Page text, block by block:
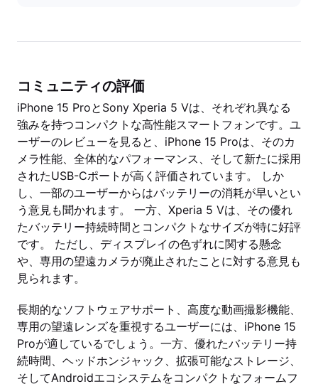
コミュニティの評価
iPhone 15 ProとSony Xperia 5 Vは、それぞれ異なる
強みを持つコンパクトな高性能スマートフォンです。ユ
ーザーのレビューを見ると、iPhone 15 Proは、そのカ
メラ性能、全体的なパフォーマンス、そして新たに採用
されたUSB-Cポートが高く評価されています。 しか
し、一部のユーザーからはバッテリーの消耗が早いとい
う意見も聞かれます。 一方、Xperia 5 Vは、その優れ
たバッテリー持続時間とコンパクトなサイズが特に好評
です。 ただし、ディスプレイの色ずれに関する懸念
や、専用の望遠カメラが廃止されたことに対する意見も
見られます。
長期的なソフトウェアサポート、高度な動画撮影機能、
専用の望遠レンズを重視するユーザーには、iPhone 15
Proが適しているでしょう。一方、優れたバッテリー持
続時間、ヘッドホンジャック、拡張可能なストレージ、
そしてAndroidエコシステムをコンパクトなフォームフ